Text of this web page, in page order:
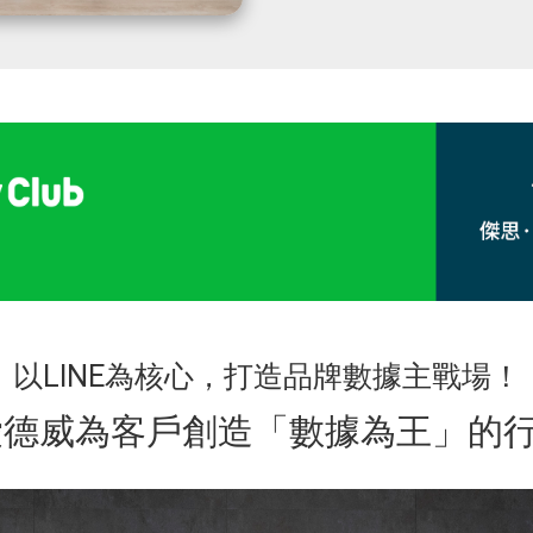
以LINE為核心，打造品牌數據主戰場！
德威為客戶創造「數據為王」的